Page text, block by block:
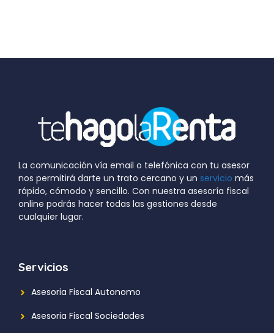
La comunicación vía email o telefónica con tu asesor
nos permitirá darte un trato cercano y un servicio más
rápido, cómodo y sencillo. Con nuestra asesoría fiscal
online podrás hacer todas las gestiones desde
cualquier lugar.
Servicios
Asesoria Fiscal Autonomo
Asesoria Fiscal Sociedades